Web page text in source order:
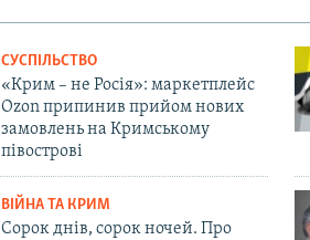
СУСПІЛЬСТВО
«Крим – не Росія»: маркетплейс
Ozon припинив прийом нових
замовлень на Кримському
півострові
ВІЙНА ТА КРИМ
Сорок днів, сорок ночей. Про